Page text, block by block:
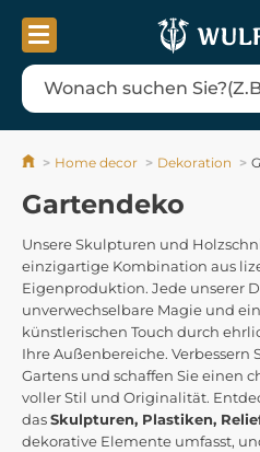
Home decor Dekoration
Gartendeko
Unsere Skulpturen und
einzigartige Kombination aus
Eigenproduktion. Jede unserer
unverwechselbare Magie und
künstlerischen Touch durch
Ihre Außenbereiche. Verbessern
Gartens und schaffen Sie einen
voller Stil und Originalität.
dasSkulpturen, Plastiken,
dekorative Elemente umfasst,